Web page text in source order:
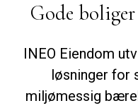
Gode
INEO Eiendom
løsninger for
miljømessig